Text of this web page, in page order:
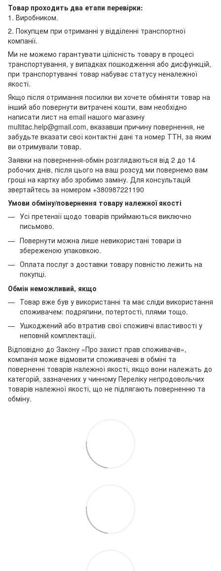
Товар проходить два етапи перевірки:
1. Виробником.
2. Покупцем при отриманні у відділенні транспортної
компанії.
Ми не можемо гарантувати цілісність товару в процесі
транспортування, у випадках пошкодження або дисфункцій,
при транспортуванні товар набуває статусу неналежної
якості.
Якщо після отримання посилки ви хочете обміняти товар на
інший або повернути витрачені кошти, вам необхідно
написати лист на email нашого магазину
multitac.help@gmail.com, вказавши причину повернення, не
забудьте вказати свої контактні дані та номер ТТН, за яким
ви отримували товар.
Заявки на повернення-обмін розглядаються від 2 до 14
робочих днів, після цього на ваш розсуд ми повернемо вам
гроші на картку або зробимо заміну. Для консультацій
звертайтесь за номером +380987221190
Умови обміну/повернення товару належної якості
Усі претензії щодо товарів приймаються виключно
письмово.
Повернути можна лише невикористані товари із
збереженою упаковкою.
Оплата послуг з доставки товару повністю лежить на
покупці.
Обмін неможливий, якщо
Товар вже був у використанні та має сліди використання
споживачем: подряпини, потертості, плями тощо.
Ушкоджений або втратив свої споживчі властивості у
неповній комплектації.
Відповідно до Закону «Про захист прав споживачів»,
компанія може відмовити споживачеві в обміні та
поверненні товарів належної якості, якщо вони належать до
категорій, зазначених у чинному Переліку непродовольчих
товарів належної якості, що не підлягають поверненню та
обміну.